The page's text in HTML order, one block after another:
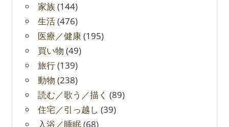
家族(144)
生活(476)
医療／健康(195)
買い物 (49)
旅行(139)
動物 (238)
読む／歌う／描く (89)
住宅／引っ越し (39)
入浴／睡眠(68)